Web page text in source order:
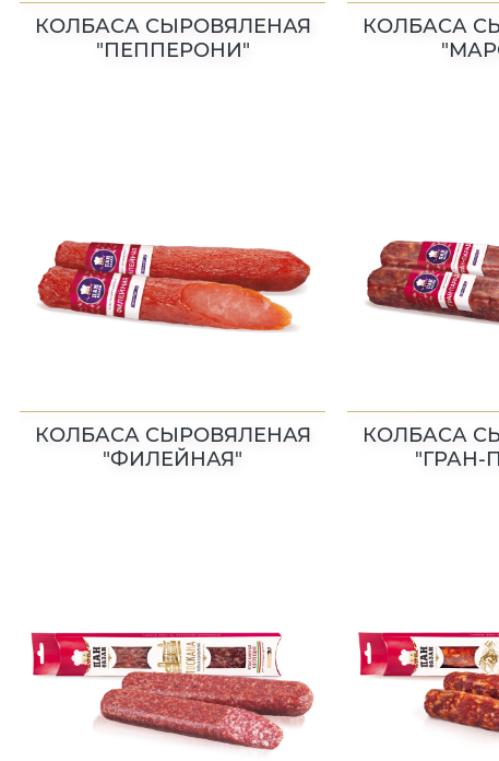
КОЛБАСА СЫРОВЯЛЕНАЯ
"ПЕППЕРОНИ"
КОЛБАСА
КОЛБАСА СЫРОВЯЛЕНАЯ
"ФИЛЕЙНАЯ"
КОЛБАСА
"ГРАН-